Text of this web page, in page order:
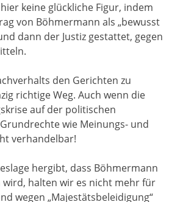
keine glückliche Figur, indem
von Böhmermann als „bewusst
dann der Justiz gestattet, gegen
den Gerichten zu
richtige Weg. Auch wenn die
auf der politischen
wie Meinungs- und
verhandelbar!
hergibt, dass Böhmermann
wird, halten wir es nicht mehr für
wegen „Majestätsbeleidigung“